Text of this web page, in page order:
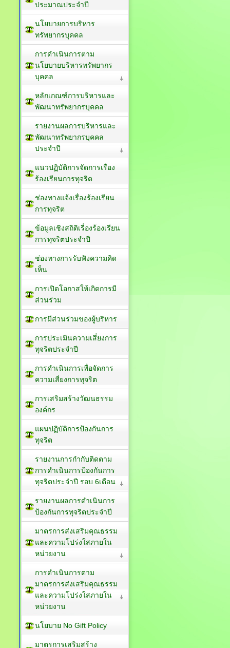
ประมาณประจำปี
นโยบายการบริหาร
ทรัพยากรบุคคล
การดำเนินการตาม
นโยบายบริหารทรัพยากร
บุคคล
หลักเกณฑ์การบริหารและ
พัฒนาทรัพยากรบุคคล
รายงานผลการบริหารและ
พัฒนาทรัพยากรบุคคล
ประจำปี
แนวปฏิบัติการจัดการเรื่อง
ร้องเรียนการทุจริต
ช่องทางแจ้งเรื่องร้องเรียน
การทุจริต
ข้อมูลเชิงสถิติเรื่องร้องเรียน
การทุจริตประจำปี
ช่องทางการรับฟังความคิด
เห็น
การเปิดโอกาสให้เกิดการมี
ส่วนร่วม
การมีส่วนร่วมของผู้บริหาร
การประเมินความเสี่ยงการ
ทุจริตประจำปี
การดำเนินการเพื่อจัดการ
ความเสี่ยงการทุจริต
การเสริมสร้างวัฒนธรรม
องค์กร
แผนปฏิบัติการป้องกันการ
ทุจริต
รายงานการกำกับติดตาม
การดำเนินการป้องกันการ
ทุจริตประจำปี รอบ 6เดือน
รายงานผลการดำเนินการ
ป้องกันการทุจริตประจำปี
มาตรการส่งเสริมคุณธรรม
และความโปร่งใสภายใน
หน่วยงาน
การดำเนินการตาม
มาตรการส่งเสริมคุณธรรม
และความโปร่งใสภายใน
หน่วยงาน
นโยบาย No Gift Policy
มาตรการเสริมสร้าง